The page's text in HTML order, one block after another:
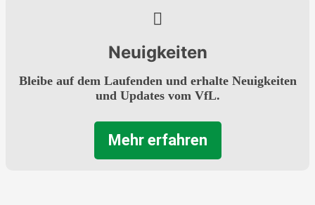
Neuigkeiten
Bleibe auf dem Laufenden und erhalte Neuigkeiten
und Updates vom VfL.
Mehr erfahren